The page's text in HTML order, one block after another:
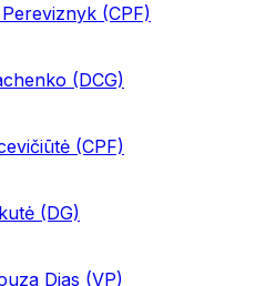
(CPF)
(DCG)
(CPF)
(DG)
Dias (VP)